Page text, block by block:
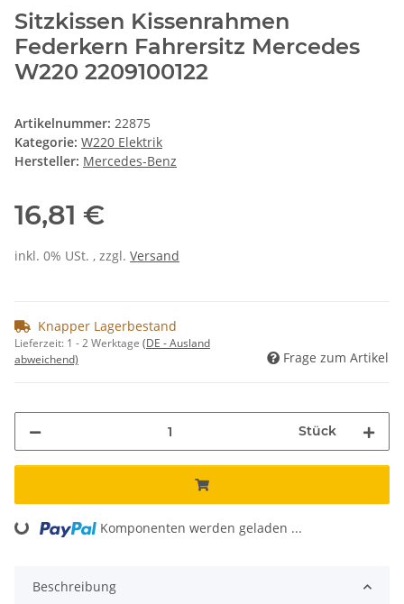
Sitzkissen Kissenrahmen
Federkern Fahrersitz Mercedes
W220 2209100122
Artikelnummer: 22875
Kategorie: W220 Elektrik
Hersteller: Mercedes-Benz
16,81 €
inkl. 0% USt. , zzgl. Versand
Knapper Lagerbestand
Lieferzeit: 1 - 2 Werktage (DE - Ausland
abweichend)
Frage zum Artikel
Stück
Loading... Komponenten werden geladen ...
Beschreibung